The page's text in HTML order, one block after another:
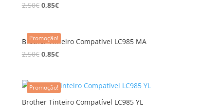
2,50€ 0,85€
Promoção!
Brother Tinteiro Compatível LC985 MA
2,50€ 0,85€
Promoção!
Brother Tinteiro Compatível LC985 YL